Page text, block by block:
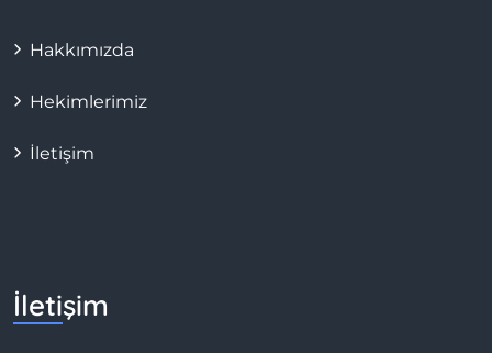
Hakkımızda
Hekimlerimiz
İletişim
İletişim